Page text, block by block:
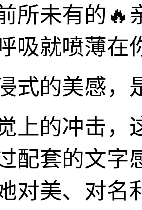
所未有的🔥
吸就喷薄在
式的美感，
上的冲击，
配套的文字
对美、对名